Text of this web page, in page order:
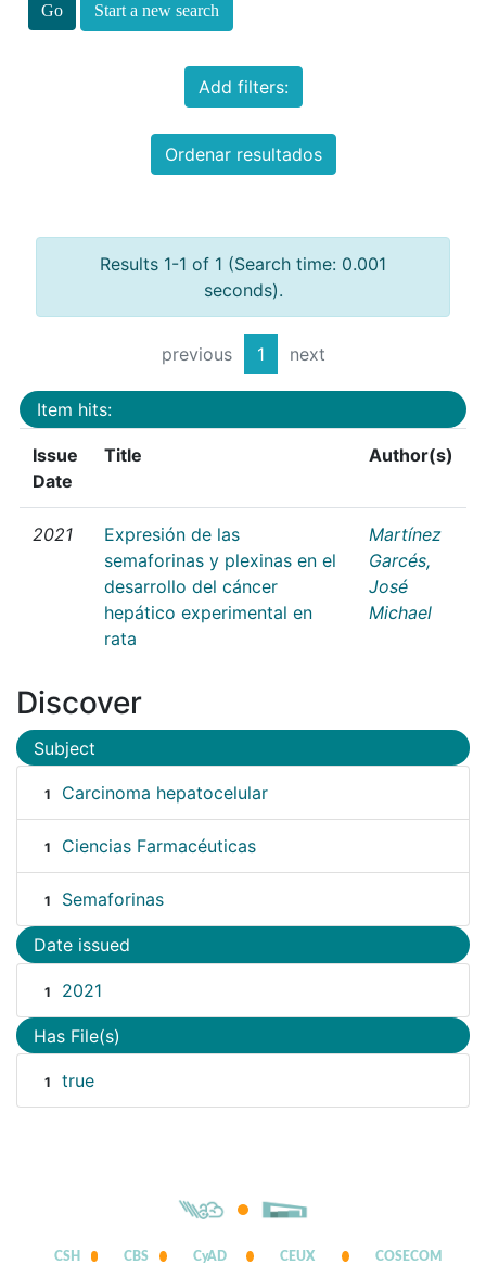
Start a new search
Add filters:
Ordenar resultados
Results 1-1 of 1 (Search time: 0.001
seconds).
previous 1 next
Item hits:
Issue
Date
Title Author(s)
2021
Expresión de las
semaforinas y plexinas en el
desarrollo del cáncer
hepático experimental en
rata
Martínez
Garcés,
José
Michael
Discover
Subject
1 Carcinoma hepatocelular
1 Ciencias Farmacéuticas
1 Semaforinas
Date issued
1 2021
Has File(s)
1 true
CSH CBS CyAD CEUX COSECOM